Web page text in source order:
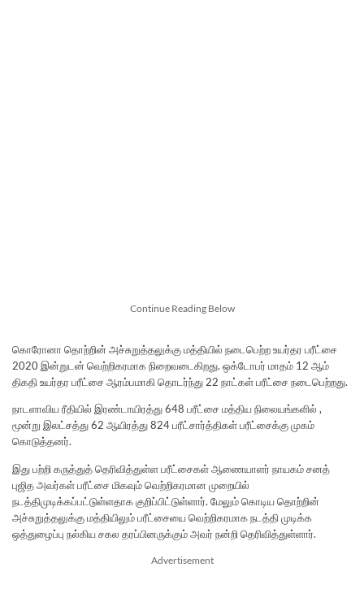
Continue Reading Below
கொரோனா தொற்றின் அச்சுறுத்தலுக்கு மத்தியில் நடைபெற்ற உயர்தர பரீட்சை
2020 இன்றுடன் வெற்றிகரமாக நிறைவடைகிறது. ஒக்டோபர் மாதம் 12 ஆம்
திகதி உயர்தர பரீட்சை ஆரம்பமாகி தொடர்ந்து 22 நாட்கள் பரீட்சை நடைபெற்றது.
நாடளாவிய ரீதியில் இரண்டாயிரத்து 648 பரீட்சை மத்திய நிலையங்களில் ,
மூன்று இலட்சத்து 62 ஆயிரத்து 824 பரீட்சார்த்திகள் பரீட்சைக்கு முகம்
கொடுத்தனர்.
இது பற்றி கருத்துத் தெரிவித்துள்ள பரீட்சைகள் ஆணையாளர் நாயகம் சனத்
புஜித அவர்கள் பரீட்சை மிகவும் வெற்றிகரமான முறையில்
நடத்திமுடிக்கப்பட்டுள்ளதாக குறிப்பிட்டுள்ளார். மேலும் கொடிய தொற்றின்
அச்சுறுத்தலுக்கு மத்தியிலும் பரீட்சையை வெற்றிகரமாக நடத்தி முடிக்க
ஒத்துழைப்பு நல்கிய சகல தரப்பினருக்கும் அவர் நன்றி தெரிவித்துள்ளார்.
Advertisement